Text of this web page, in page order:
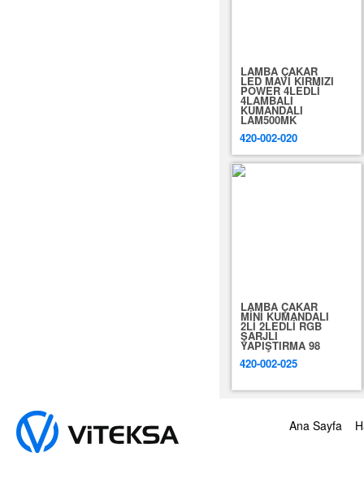
LAMBA ÇAKAR
LED MAVİ KIRMIZI
POWER 4LEDLİ
4LAMBALI
KUMANDALI
LAM500MK
420-002-020
LAMBA ÇAKAR
MİNİ KUMANDALI
2Lİ 2LEDLİ RGB
ŞARJLI
YAPIŞTIRMA 98
420-002-025
Ana Sayfa